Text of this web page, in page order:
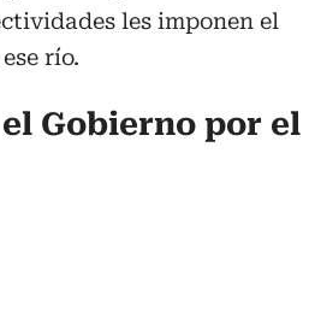
les imponen el
río.
Gobierno por el